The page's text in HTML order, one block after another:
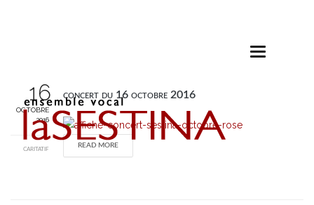
Toggle
navigation
16
OCTOBRE
2016
CARITATIF
concert du 16 octobre 2016
READ MORE